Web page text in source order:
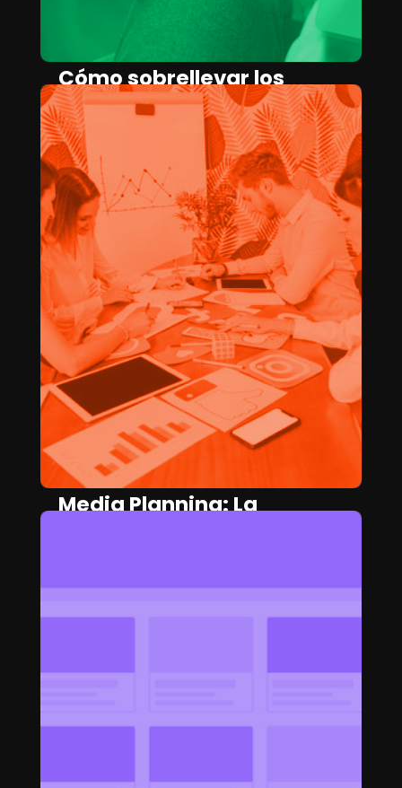
Cómo sobrellevar los
cambios en la IA
generativa como un
creativo
April 17, 2025 SARA DE LA PUENTE
Media Planning: La